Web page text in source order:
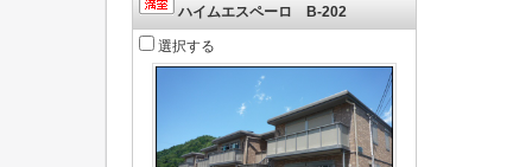
ハイムエスペーロ B-202
選択する